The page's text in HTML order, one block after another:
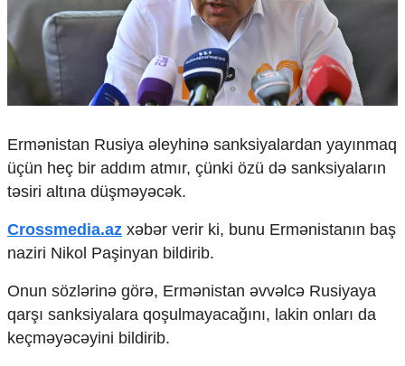
Çarpaz baxış
Təhlil
Siyasi
Geosiyasi
İqtisadi
Araşdırma
Multimedia
Video
İnfoqrafika
Humanitar
Elm və təhsil
Ermənistan Rusiya əleyhinə sanksiyalardan yayınmaq
üçün heç bir addım atmır, çünki özü də sanksiyaların
təsiri altına düşməyəcək.
Crossmedia.az xəbər verir ki, bunu Ermənistanın baş
naziri Nikol Paşinyan bildirib.
Onun sözlərinə görə, Ermənistan əvvəlcə Rusiyaya
qarşı sanksiyalara qoşulmayacağını, lakin onları da
keçməyəcəyini bildirib.